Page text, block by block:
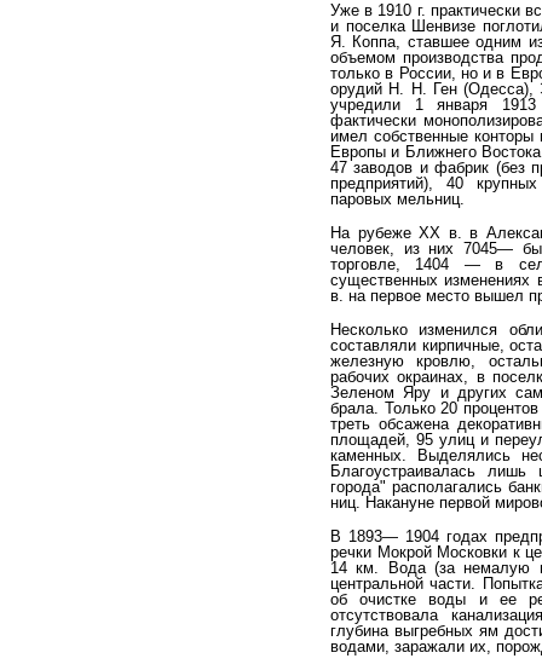
Уже в 1910 г. практически
и поселка Шенвизе
Я. Коппа, ставшее одним
объемом производства
только в России, но и в
орудий Н. Н. Ген (Одесса),
учредили 1 января 1913
фактически
имел собственные
Европы и Ближнего
47 заводов и фабрик (без
предприятий), 40
паровых мельниц.
На рубеже XX в. в
человек, из них 7045—
торговле, 1404 — в
существенных изменениях
в. на первое место вышел
Несколько изменился
составляли кирпичные,
железную кровлю,
рабочих окраинах, в
Зеленом Яру и других
брала. Только 20
треть обсажена
площадей, 95 улиц и
каменных. Выделялись
Благо­устраивалась
города" располагались
ниц. Накануне первой
В 1893— 1904 годах
речки Мокрой Московки к
14 км. Вода (за немалую
центральной части.
об очистке воды и ее
отсутствовала
глубина выгребных ям
водами, за­ражали их,